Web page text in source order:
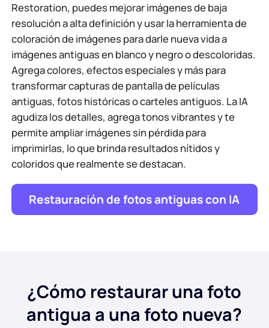
Restoration, puedes mejorar imágenes de baja
resolución a alta definición y usar la herramienta de
coloración de imágenes para darle nueva vida a
imágenes antiguas en blanco y negro o descoloridas.
Agrega colores, efectos especiales y más para
transformar capturas de pantalla de películas
antiguas, fotos históricas o carteles antiguos. La IA
agudiza los detalles, agrega tonos vibrantes y te
permite ampliar imágenes sin pérdida para
imprimirlas, lo que brinda resultados nítidos y
coloridos que realmente se destacan.
Restauración de fotos antiguas con IA
¿Cómo restaurar una foto
antigua a una foto nueva?